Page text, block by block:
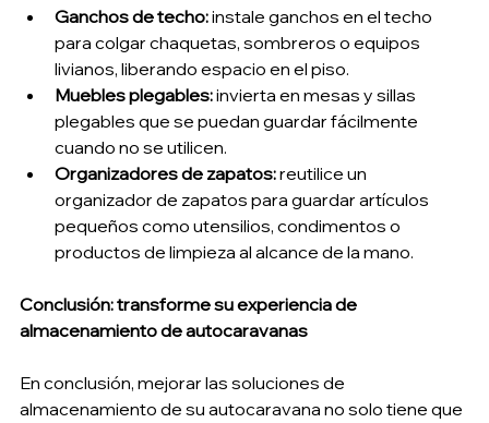
Ganchos de techo: instale ganchos en el techo
para colgar chaquetas, sombreros o equipos
livianos, liberando espacio en el piso.
Muebles plegables: invierta en mesas y sillas
plegables que se puedan guardar fácilmente
cuando no se utilicen.
Organizadores de zapatos: reutilice un
organizador de zapatos para guardar artículos
pequeños como utensilios, condimentos o
productos de limpieza al alcance de la mano.
Conclusión: transforme su experiencia de
almacenamiento de autocaravanas
En conclusión, mejorar las soluciones de
almacenamiento de su autocaravana no solo tiene que